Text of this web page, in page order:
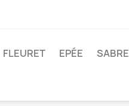
FLEURET EPÉE SABRE